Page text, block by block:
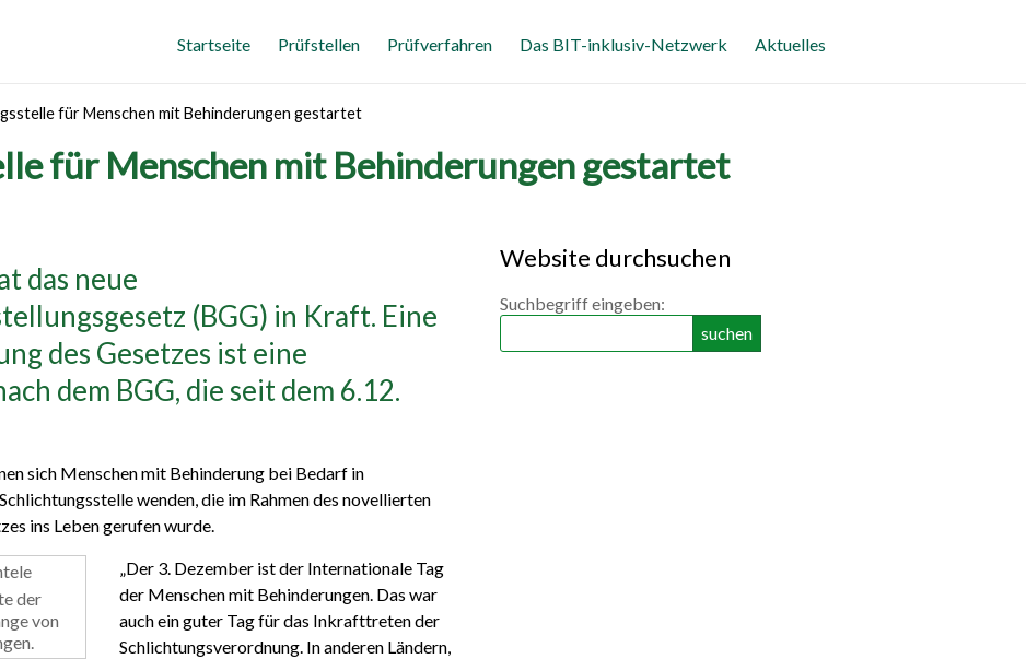
Startseite Prüfstellen Prüfverfahren Das BIT-inklusiv-Netzwerk Aktuelles
für Menschen mit Behinderungen gestartet
für Menschen mit Behinderungen gestartet
das neue
(BGG) in Kraft. Eine
des Gesetzes ist eine
dem BGG, die seit dem 6.12.
sich Menschen mit Behinderung bei Bedarf in
wenden, die im Rahmen des novellierten
ins Leben gerufen wurde.
der
von
„Der 3. Dezember ist der Internationale Tag
der Menschen mit Behinderungen. Das war
auch ein guter Tag für das Inkrafttreten der
Schlichtungsverordnung. In anderen Ländern,
Website durchsuchen
Suchbegriff eingeben: